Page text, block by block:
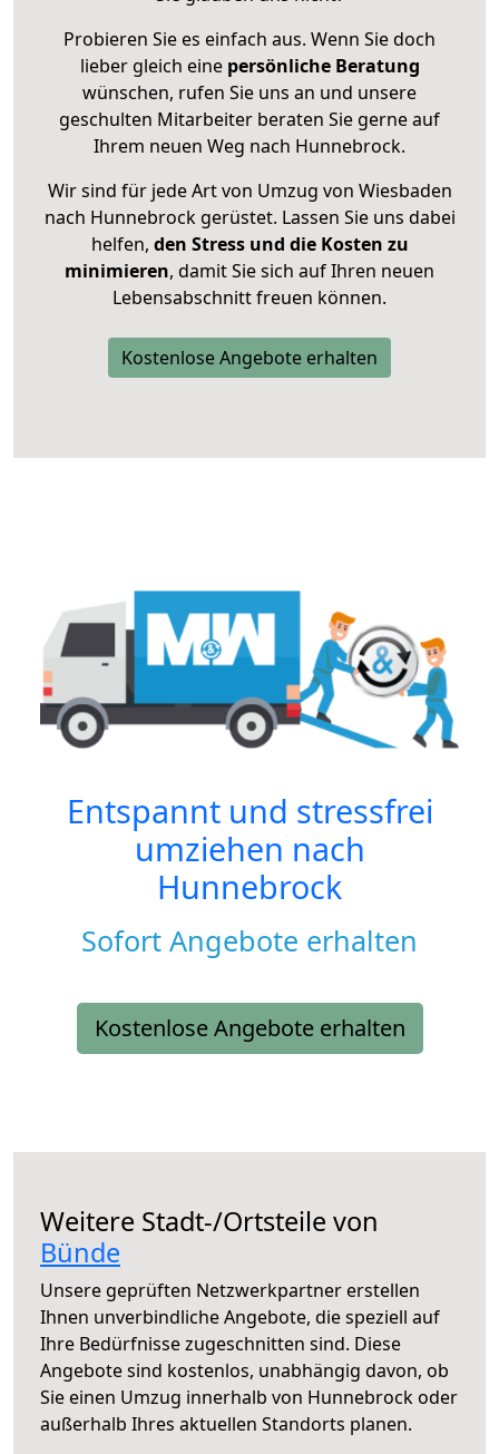
Probieren Sie es einfach aus. Wenn Sie doch
lieber gleich eine persönliche Beratung
wünschen, rufen Sie uns an und unsere
geschulten Mitarbeiter beraten Sie gerne auf
Ihrem neuen Weg nach Hunnebrock.
Wir sind für jede Art von Umzug von Wiesbaden
nach Hunnebrock gerüstet. Lassen Sie uns dabei
helfen, den Stress und die Kosten zu
minimieren, damit Sie sich auf Ihren neuen
Lebensabschnitt freuen können.
Kostenlose Angebote erhalten
Entspannt und stressfrei
umziehen nach
Hunnebrock
Sofort Angebote erhalten
Kostenlose Angebote erhalten
Weitere Stadt-/Ortsteile von
Bünde
Unsere geprüften Netzwerkpartner erstellen
Ihnen unverbindliche Angebote, die speziell auf
Ihre Bedürfnisse zugeschnitten sind. Diese
Angebote sind kostenlos, unabhängig davon, ob
Sie einen Umzug innerhalb von Hunnebrock oder
außerhalb Ihres aktuellen Standorts planen.